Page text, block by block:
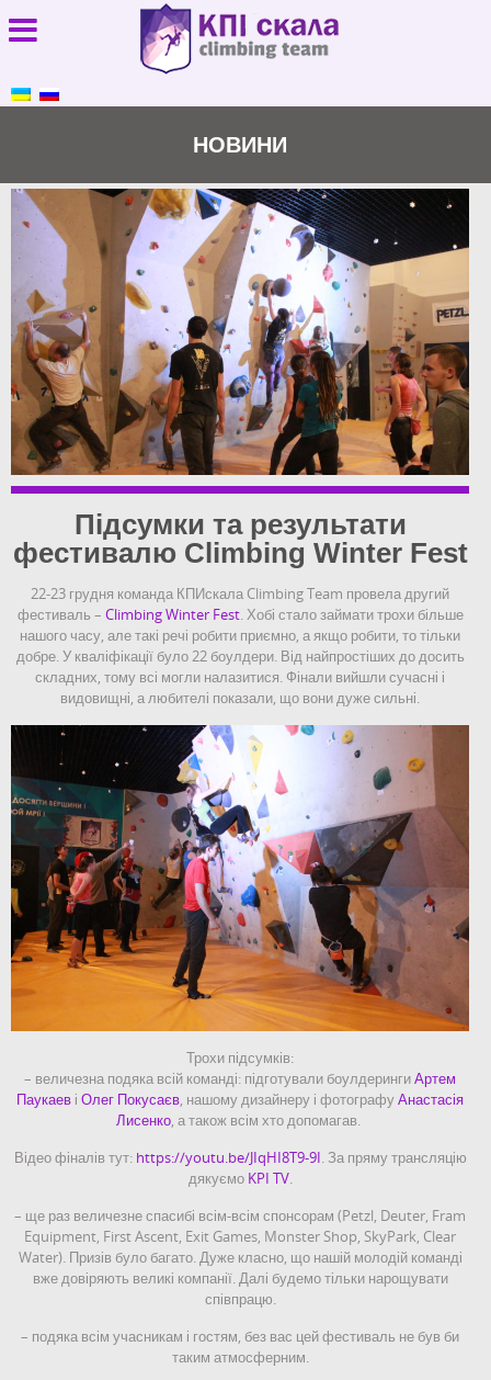
НОВИНИ
Підсумки та результати
фестивалю Climbing Winter Fest
22-23 грудня команда КПИскала Climbing Team провела другий
фестиваль – Climbing Winter Fest. Хобі стало займати трохи більше
нашого часу, але такі речі робити приємно, а якщо робити, то тільки
добре. У кваліфікації було 22 боулдери. Від найпростіших до досить
складних, тому всі могли налазитися. Фінали вийшли сучасні і
видовищні, а любителі показали, що вони дуже сильні.
Трохи підсумків:
– величезна подяка всій команді: підготували боулдерингиАртем
Паукаев і Олег Покусаєв, нашому дизайнеру і фотографуАнастасія
Лисенко, а також всім хто допомагав.
Відео фіналів тут: https://youtu.be/JIqHI8T9-9I. За пряму трансляцію
дякуємо KPI TV.
– ще раз величезне спасибі всім-всім спонсорам (Petzl, Deuter, Fram
Equipment, First Ascent, Exit Games, Monster Shop, SkyPark, Clear
Water). Призів було багато. Дуже класно, що нашій молодій команді
вже довіряють великі компанії. Далі будемо тільки нарощувати
співпрацю.
– подяка всім учасникам і гостям, без вас цей фестиваль не був би
таким атмосферним.